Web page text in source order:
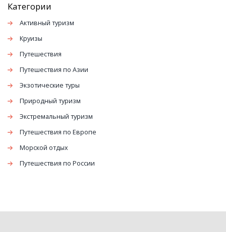
желаете расслабиться, найдется что-то для каждого.
Откройте для себя наиболее гостеприимные города,
которые предлагают уникальные и
запоминающиеся впечатления.
Категории
Активный туризм
Круизы
Путешествия
Путешествия по Азии
Экзотические туры
Природный туризм
Экстремальный туризм
Путешествия по Европе
Морской отдых
Путешествия по России